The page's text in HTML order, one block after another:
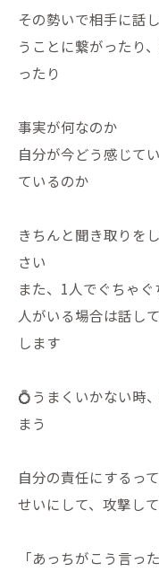
その勢いで相手に話
うことに繋がったり
ったり
事実が何なのか
自分が今どう感じて
ているのか
きちんと聞き取りを
さい
また、1人でぐちゃ
人がいる場合は話し
します
💍うまくいかない時
まう
自分の責任にするっ
せいにして、攻撃し
「あっちがこう言っ